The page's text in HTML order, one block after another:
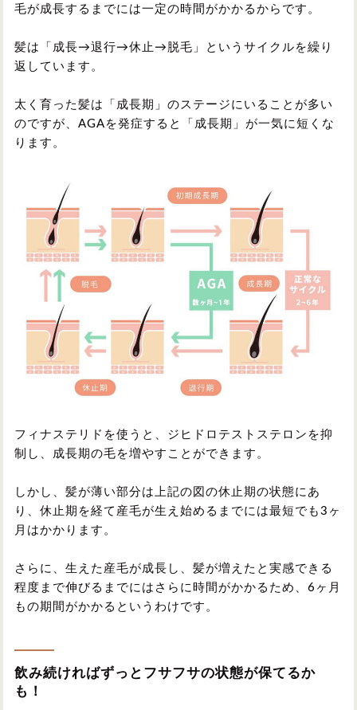
毛が成長するまでには一定の時間がかかるからです。
髪は「成長→退行→休止→脱毛」というサイクルを繰り
返しています。
太く育った髪は「成長期」のステージにいることが多い
のですが、AGAを発症すると「成長期」が一気に短くな
ります。
フィナステリドを使うと、ジヒドロテストステロンを抑
制し、成長期の毛を増やすことができます。
しかし、髪が薄い部分は上記の図の休止期の状態にあ
り、休止期を経て産毛が生え始めるまでには最短でも3ヶ
月はかかります。
さらに、生えた産毛が成長し、髪が増えたと実感できる
程度まで伸びるまでにはさらに時間がかかるため、6ヶ月
もの期間がかかるというわけです。
飲み続ければずっとフサフサの状態が保てるか
も！